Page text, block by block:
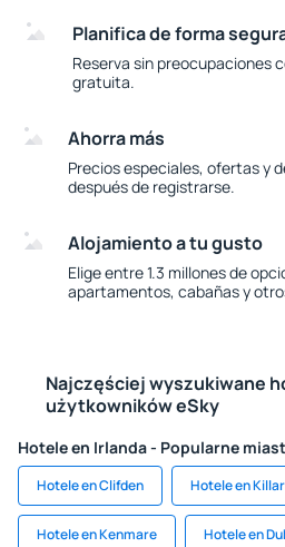
Planifica de forma
Reserva sin preocupaciones
gratuita.
Ahorra más
Precios especiales, ofertas y
después de registrarse.
Alojamiento a tu gusto
Elige entre 1.3 millones de
apartamentos, cabañas y
Najczęściej wyszukiwane
użytkowników eSky
Hotele en Irlanda - Popularne
Hotele en Clifden Hotele en
Hotele en Kenmare Hotele en